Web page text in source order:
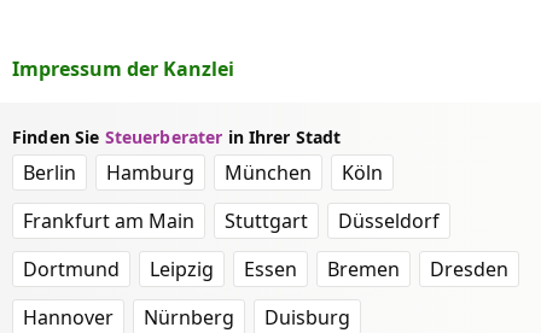
Impressum der Kanzlei
Finden Sie Steuerberater in Ihrer Stadt
Berlin Hamburg München
Köln
Frankfurt am Main
Stuttgart
Düsseldorf
Dortmund
Leipzig Essen Bremen
Dresden
Hannover
Nürnberg Duisburg